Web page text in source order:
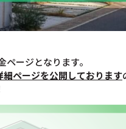
ージとなります。
細ページを公開しております